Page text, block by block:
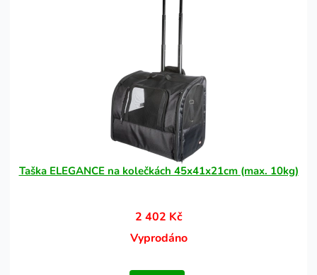
Taška ELEGANCE na kolečkách 45x41x21cm (max. 10kg)
2 402 Kč
Vyprodáno